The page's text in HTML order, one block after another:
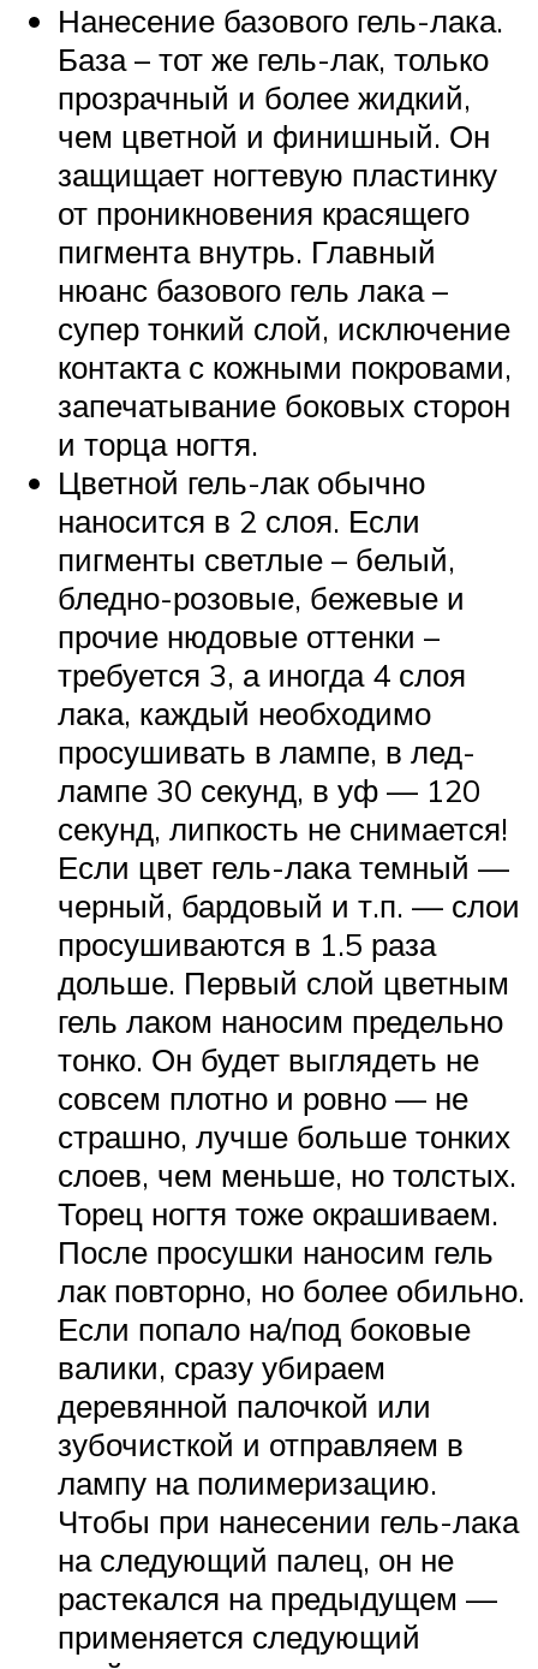
Нанесение базового гель-лака.
База – тот же гель-лак, только
прозрачный и более жидкий,
чем цветной и финишный. Он
защищает ногтевую пластинку
от проникновения красящего
пигмента внутрь. Главный
нюанс базового гель лака –
супер тонкий слой, исключение
контакта с кожными покровами,
запечатывание боковых сторон
и торца ногтя.
Цветной гель-лак обычно
наносится в 2 слоя. Если
пигменты светлые – белый,
бледно-розовые, бежевые и
прочие нюдовые оттенки –
требуется 3, а иногда 4 слоя
лака, каждый необходимо
просушивать в лампе, в лед-
лампе 30 секунд, в уф — 120
секунд, липкость не снимается!
Если цвет гель-лака темный —
черный, бардовый и т.п. — слои
просушиваются в 1.5 раза
дольше. Первый слой цветным
гель лаком наносим предельно
тонко. Он будет выглядеть не
совсем плотно и ровно — не
страшно, лучше больше тонких
слоев, чем меньше, но толстых.
Торец ногтя тоже окрашиваем.
После просушки наносим гель
лак повторно, но более обильно.
Если попало на/под боковые
валики, сразу убираем
деревянной палочкой или
зубочисткой и отправляем в
лампу на полимеризацию.
Чтобы при нанесении гель-лака
на следующий палец, он не
растекался на предыдущем —
применяется следующий